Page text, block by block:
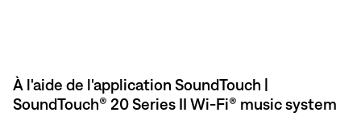
À l'aide de l'application SoundTouch |
SoundTouch® 20 Series II Wi-Fi® music system